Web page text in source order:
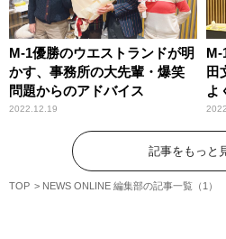
M-1優勝のウエストランドが明
かす、事務所の大先輩・爆笑
問題からのアドバイス
2022.12.19
M-
田
よ
と
記事をもっと
TOP NEWS ONLINE 編集部の記事一覧（1）